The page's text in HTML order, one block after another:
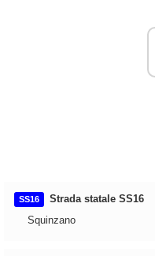
SS16
Strada statale SS16
Squinzano